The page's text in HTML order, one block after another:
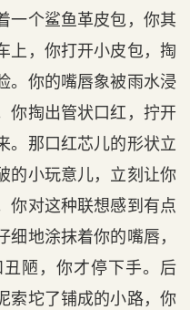
一个鲨鱼革皮包，你其
上，你打开小皮包，掏
。你的嘴唇象被雨水浸
你掏出管状口红，拧开
。那口红芯儿的形状立
的小玩意儿，立刻让你
你对这种联想感到有点
地涂抹着你的嘴唇，
陋，你才停下手。后
索坨了铺成的小路，你